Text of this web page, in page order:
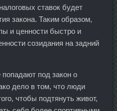
ставок будет
закона. Таким образом,
и ценности быстро и
созидания на задний
под закон о
дело в том, что люди
чтобы подтянуть живот,